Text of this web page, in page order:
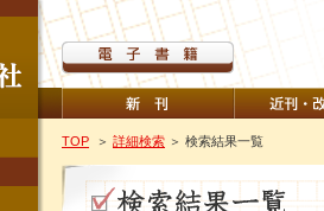
TOP ＞ 詳細検索 ＞ 検索結果一覧